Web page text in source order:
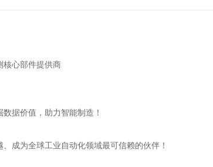
核心部件提供商
据价值，助力智能制造！
为全球工业自动化领域最可信赖的伙伴！